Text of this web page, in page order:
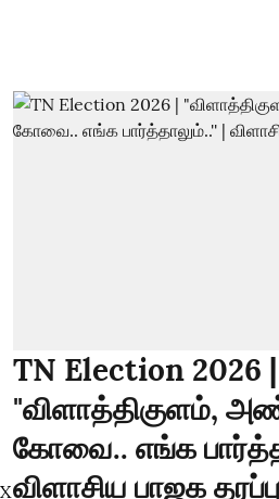
TN Election 2026 |
"விளாத்திகுளம்,
கோவை.. எங்க
விளாசிய பாஜக தரப்பு
X